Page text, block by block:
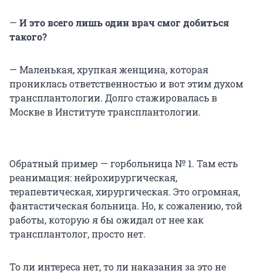
— И это всего лишь один врач смог добиться
такого?
— Маленькая, хрупкая женщина, которая
прониклась ответственностью и вот этим духом
трансплантологии. Долго стажировалась в
Москве в Институте трансплантологии.
Обратный пример — горбольница № 1. Там есть
реанимация: нейрохирургическая,
терапевтическая, хирургическая. Это огромная,
фантастическая больница. Но, к сожалению, той
работы, которую я бы ожидал от нее как
трансплантолог, просто нет.
То ли интереса нет, то ли наказания за это не